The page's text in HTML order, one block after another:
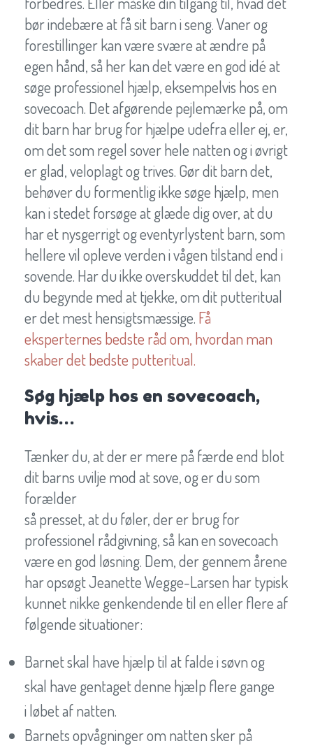
bør indebære at få sit barn i seng. Vaner og
forestillinger kan være svære at ændre på
egen hånd, så her kan det være en god idé at
søge professionel hjælp, eksempelvis hos en
sovecoach. Det afgørende pejlemærke på, om
dit barn har brug for hjælpe udefra eller ej, er,
om det som regel sover hele natten og i øvrigt
er glad, veloplagt og trives. Gør dit barn det,
behøver du formentlig ikke søge hjælp, men
kan i stedet forsøge at glæde dig over, at du
har et nysgerrigt og eventyrlystent barn, som
hellere vil opleve verden i vågen tilstand end i
sovende. Har du ikke overskuddet til det, kan
du begynde med at tjekke, om dit putteritual
er det mest hensigtsmæssige. Få
eksperternes bedste råd om, hvordan man
skaber det bedste putteritual.
Søg hjælp hos en sovecoach,
hvis…
Tænker du, at der er mere på færde end blot
dit barns uvilje mod at sove, og er du som
forælder
så presset, at du føler, der er brug for
professionel rådgivning, så kan en sovecoach
være en god løsning. Dem, der gennem årene
har opsøgt Jeanette Wegge-Larsen har typisk
kunnet nikke genkendende til en eller flere af
følgende situationer:
Barnet skal have hjælp til at falde i søvn og
skal have gentaget denne hjælp flere gange
i løbet af natten.
Barnets opvågninger om natten sker på